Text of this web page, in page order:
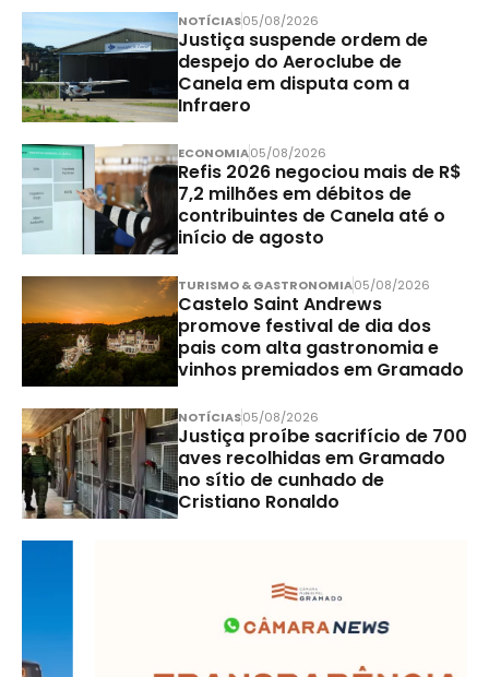
NOTÍCIAS05/08/2026
Justiça suspende ordem de
despejo do Aeroclube de
Canela em disputa com a
Infraero
ECONOMIA05/08/2026
Refis 2026 negociou mais de R$
7,2 milhões em débitos de
contribuintes de Canela até o
início de agosto
TURISMO & GASTRONOMIA05/08/2026
Castelo Saint Andrews
promove festival de dia dos
pais com alta gastronomia e
vinhos premiados em Gramado
NOTÍCIAS05/08/2026
Justiça proíbe sacrifício de 700
aves recolhidas em Gramado
no sítio de cunhado de
Cristiano Ronaldo